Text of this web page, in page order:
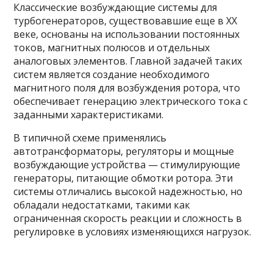
Классические возбуждающие системы для
турбогенераторов, существовавшие еще в XX
веке, основаны на использовании постоянных
токов, магнитных полюсов и отдельных
аналоговых элементов. Главной задачей таких
систем является создание необходимого
магнитного поля для возбуждения ротора, что
обеспечивает генерацию электрического тока с
заданными характеристиками.
В типичной схеме применялись
автотрансформаторы, регуляторы и мощные
возбуждающие устройства — стимулирующие
генераторы, питающие обмотки ротора. Эти
системы отличались высокой надежностью, но
обладали недостатками, такими как
ограниченная скорость реакции и сложность в
регулировке в условиях изменяющихся нагрузок.